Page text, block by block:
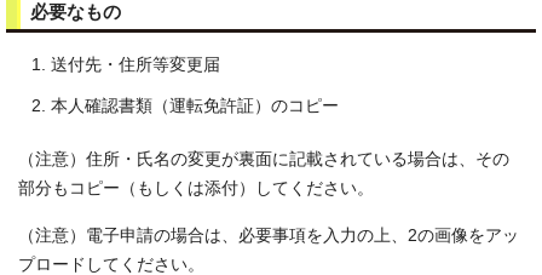
必要なもの
送付先・住所等変更届
本人確認書類（運転免許証）のコピー
（注意）住所・氏名の変更が裏面に記載されている場合は、その
部分もコピー（もしくは添付）してください。
（注意）電子申請の場合は、必要事項を入力の上、2の画像をアッ
プロードしてください。